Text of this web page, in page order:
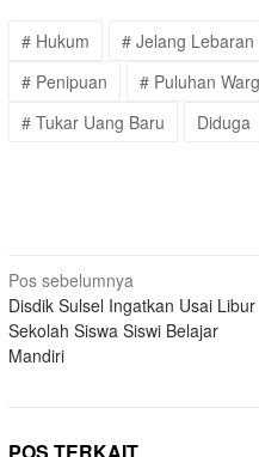
# Hukum # Jelang Lebaran
# Penipuan
# Puluhan
# Tukar Uang Baru
Diduga
Navigasi
pos
Pos sebelumnya
Disdik Sulsel Ingatkan Usai Libur
Sekolah Siswa Siswi Belajar
Mandiri